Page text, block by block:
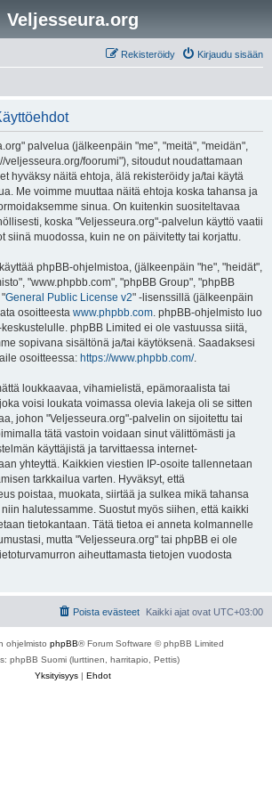
Veljesseura.org
Kirjaudu sisään
Rekisteröidy
palvelua (jälkeenpäin "me", "meitä", "meidän",
veljesseura.org/foorumi"), sitoudut noudattamaan
hyväksy näitä ehtoja, älä rekisteröidy ja/tai käytä
Me voimme muuttaa näitä ehtoja koska tahansa ja
sinua. On kuitenkin suositeltavaa
koska "Veljesseura.org"-palvelun käyttö vaatii
siinä muodossa, kuin ne on päivitetty tai korjattu.
phpBB-ohjelmistoa, (jälkeenpäin "he", "heidät",
"www.phpbb.com", "phpBB Group", "phpBB
General Public License v2" -lisenssillä (jälkeenpäin
osoitteesta www.phpbb.com. phpBB-ohjelmisto luo
phpBB Limited ei ole vastuussa siitä,
sopivana sisältönä ja/tai käytöksenä. Saadaksesi
osoitteessa: https://www.phpbb.com/.
loukkaavaa, vihamielistä, epämoraalista tai
voisi loukata voimassa olevia lakeja oli se sitten
johon "Veljesseura.org"-palvelin on sijoitettu tai
tätä vastoin voidaan sinut välittömästi ja
käyttäjistä ja tarvittaessa internet-
yhteyttä. Kaikkien viestien IP-osoite tallennetaan
tarkkailua varten. Hyväksyt, että
poistaa, muokata, siirtää ja sulkea mikä tahansa
halutessamme. Suostut myös siihen, että kaikki
tietokantaan. Tätä tietoa ei anneta kolmannelle
mutta "Veljesseura.org" tai phpBB ei ole
aiheuttamasta tietojen vuodosta
Kaikki ajat ovat UTC+03:00
Poista evästeet
ohjelmisto phpBB® Forum Software © phpBB Limited
phpBB Suomi (lurttinen, harritapio, Pettis)
Yksityisyys | Ehdot